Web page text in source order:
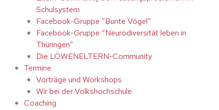
Schulsystem
Facebook-Gruppe “Bunte Vögel”
Facebook-Gruppe “Neurodiversität leben in
Thüringen”
Die LÖWENELTERN-Community
Termine
Vorträge und Workshops
Wir bei der Volkshochschule
Coaching